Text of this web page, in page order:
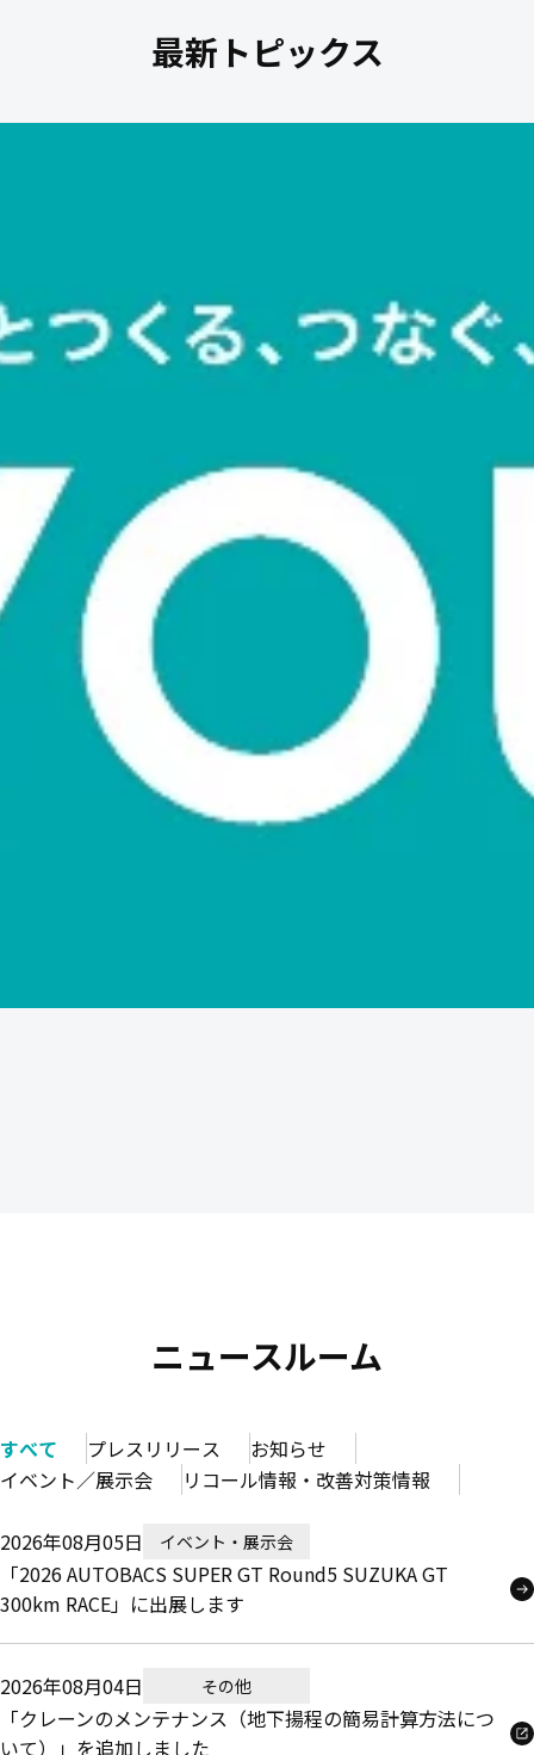
最新トピックス
ニュースルーム
すべて プレスリリース
お知らせ
イベント／展示会
リコール情報・改善対策情報
2026年08月05日 イベント・展示会
「2026 AUTOBACS SUPER GT Round5 SUZUKA GT
300km RACE」に出展します
2026年08月04日 その他
「クレーンのメンテナンス（地下揚程の簡易計算方法につ
いて）」を追加しました